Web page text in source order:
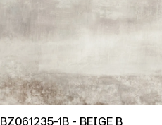
BZ061235-1B - BEIGE B